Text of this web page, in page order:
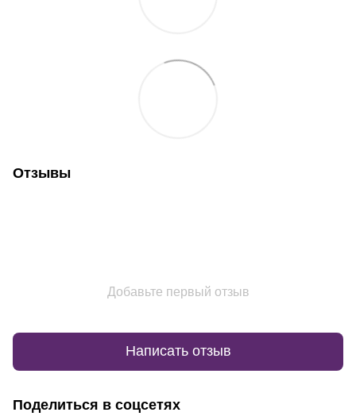
Отзывы
Добавьте первый отзыв
Написать отзыв
Поделиться в соцсетях